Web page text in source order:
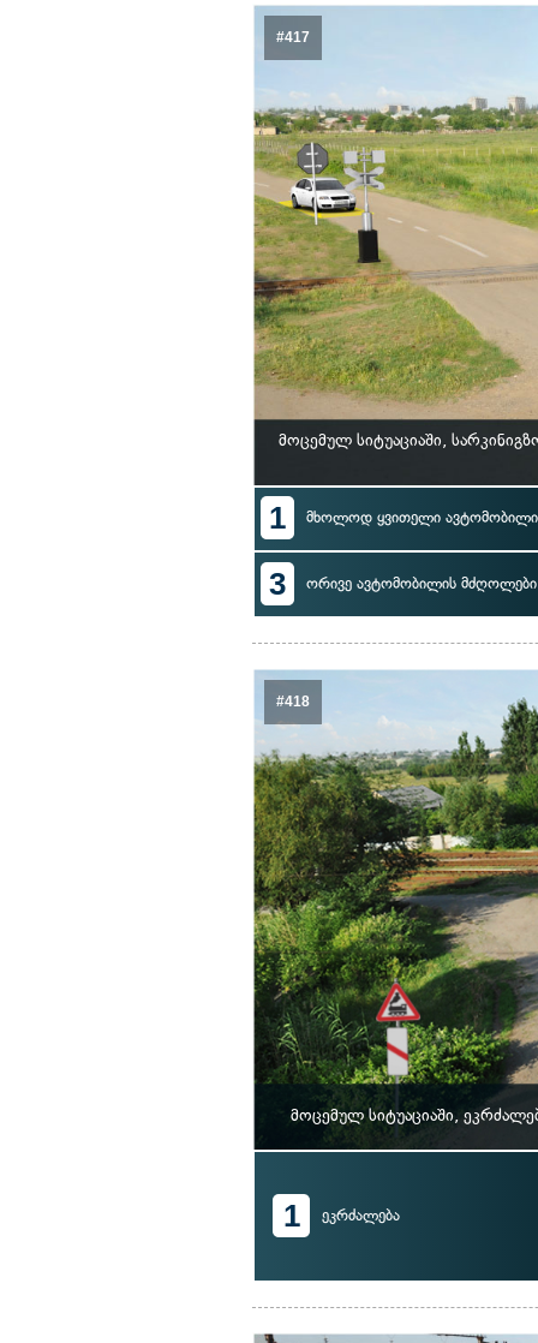
#417
მოცემულ სიტუაციაში,
1 მხოლოდ ყვითელი
3 ორივე ავტომობილის მძღოლები
#418
მოცემულ სიტუაციაში,
1 ეკრძალება